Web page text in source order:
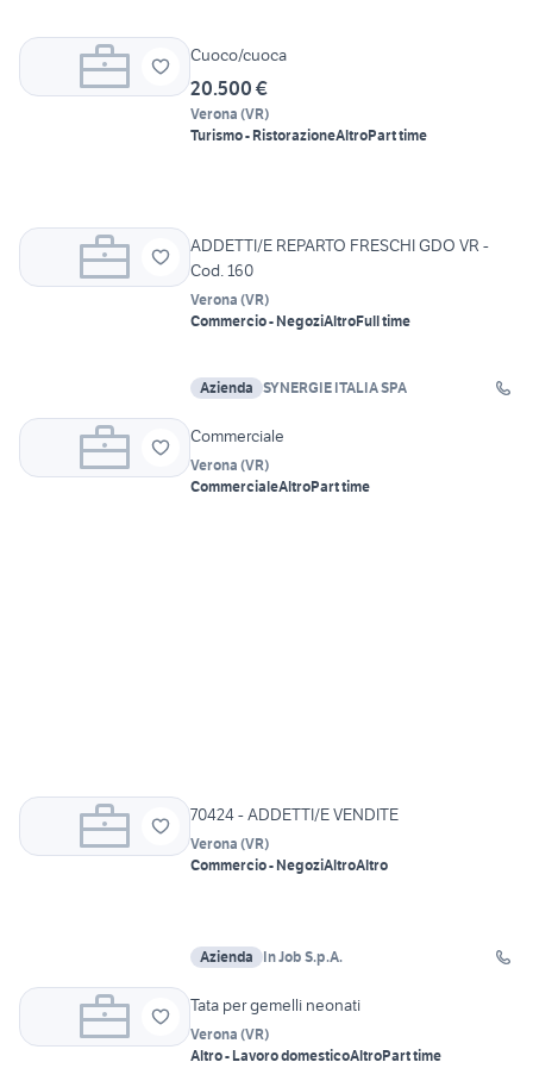
Cuoco/cuoca
20.500 €
Verona (VR)
Turismo - RistorazioneAltroPart time
ADDETTI/E REPARTO FRESCHI GDO VR -
Cod. 160
Verona (VR)
Commercio - NegoziAltroFull time
Azienda SYNERGIE ITALIA SPA
Commerciale
Verona (VR)
CommercialeAltroPart time
70424 - ADDETTI/E VENDITE
Verona (VR)
Commercio - NegoziAltroAltro
Azienda In Job S.p.A.
Tata per gemelli neonati
Verona (VR)
Altro - Lavoro domesticoAltroPart time